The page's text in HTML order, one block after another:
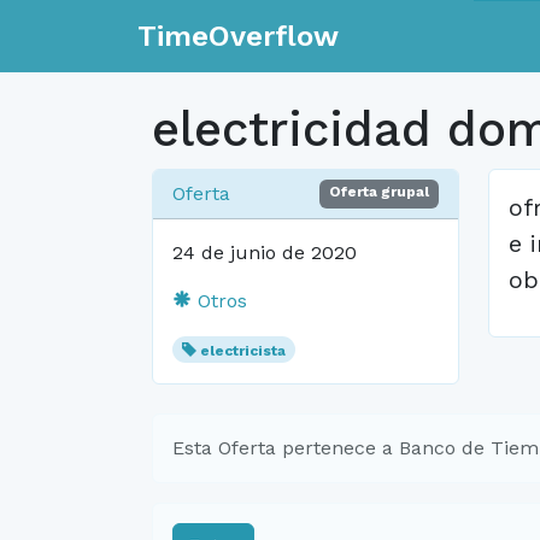
TimeOverflow
electricidad
Oferta Oferta grupal
24 de junio de 2020
Otros
electricista
e
Esta Oferta pertenece a Banco de